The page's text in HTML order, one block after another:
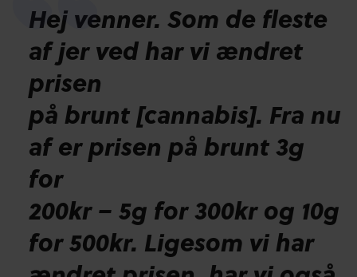
Hej venner. Som de fleste
af jer ved har vi ændret
prisen
på brunt [cannabis]. Fra nu
af er prisen på brunt 3g
for
200kr – 5g for 300kr og 10g
for 500kr. Ligesom vi har